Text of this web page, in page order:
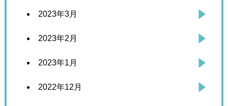
2023年3月
2023年2月
2023年1月
2022年12月